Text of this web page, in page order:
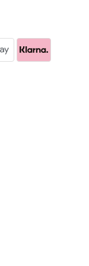
15/01/2025
optimal.